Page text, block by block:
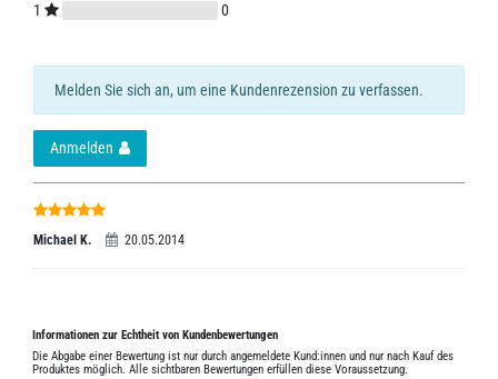
1 0
Melden Sie sich an, um eine Kundenrezension zu verfassen.
Anmelden
Michael K. 20.05.2014
Informationen zur Echtheit von Kundenbewertungen
Die Abgabe einer Bewertung ist nur durch angemeldete Kund:innen und nur nach Kauf des
Produktes möglich. Alle sichtbaren Bewertungen erfüllen diese Voraussetzung.